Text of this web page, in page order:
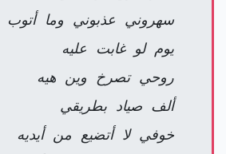
سهروني عذبوني وما أتوب
يوم لو غابت عليه
روحي تصرخ وين هيه
ألف صياد بطريقي
خوفي لا أتضيع من أيديه